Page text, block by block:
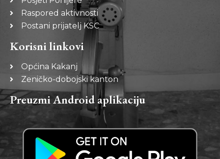
Raspored aktivnosti
Postani prijatelj KSC
Korisni linkovi
Općina Kakanj
Zeničko-dobojski kanton
Preuzmi Android aplikaciju